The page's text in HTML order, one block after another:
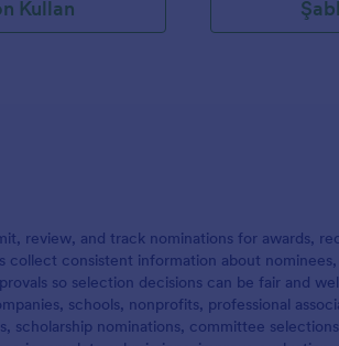
Kullan
review, and track nominations for awards,
consistent information about
so selection decisions can be fair and
schools, nonprofits, professional
scholarship nominations, committee